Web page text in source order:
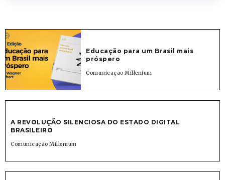
Educação para um Brasil mais
próspero
Comunicação Millenium
A REVOLUÇÃO SILENCIOSA DO ESTADO DIGITAL
BRASILEIRO
Comunicação Millenium